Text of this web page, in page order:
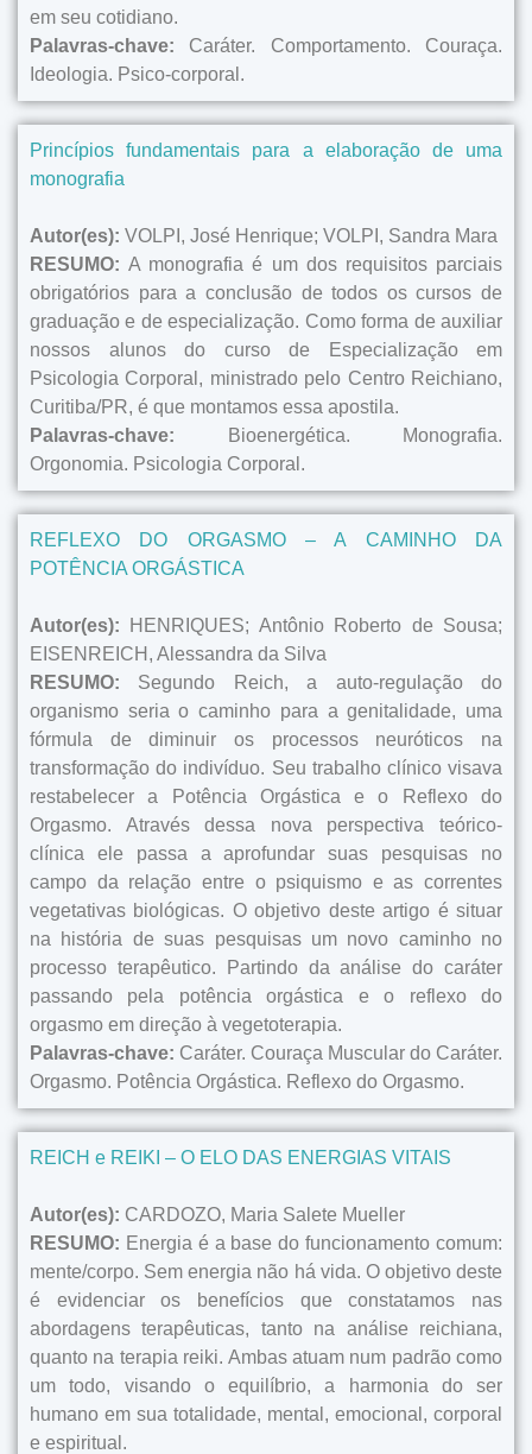
em seu cotidiano.
Palavras-chave: Caráter. Comportamento. Couraça.
Ideologia. Psico-corporal.
Princípios fundamentais para a elaboração de uma
monografia
Autor(es): VOLPI, José Henrique; VOLPI, Sandra Mara
RESUMO:A monografia é um dos requisitos parciais
obrigatórios para a conclusão de todos os cursos de
graduação e de especialização. Como forma de auxiliar
nossos alunos do curso de Especialização em
Psicologia Corporal, ministrado pelo Centro Reichiano,
Curitiba/PR, é que montamos essa apostila.
Palavras-chave: Bioenergética. Monografia.
Orgonomia. Psicologia Corporal.
REFLEXO DO ORGASMO – A CAMINHO DA
POTÊNCIA ORGÁSTICA
Autor(es):
HENRIQUES; Antônio Roberto de Sousa;
EISENREICH, Alessandra da Silva
RESUMO: Segundo Reich, a auto-regulação do
organismo seria o caminho para a genitalidade, uma
fórmula de diminuir os processos neuróticos na
transformação do indivíduo. Seu trabalho clínico visava
restabelecer a Potência Orgástica e o Reflexo do
Orgasmo. Através dessa nova perspectiva teórico-
clínica ele passa a aprofundar suas pesquisas no
campo da relação entre o psiquismo e as correntes
vegetativas biológicas. O objetivo deste artigo é situar
na história de suas pesquisas um novo caminho no
processo terapêutico. Partindo da análise do caráter
passando pela potência orgástica e o reflexo do
orgasmo em direção à vegetoterapia.
Palavras-chave: Caráter. Couraça Muscular do Caráter.
Orgasmo. Potência Orgástica. Reflexo do Orgasmo.
REICH e REIKI – O ELO DAS ENERGIAS VITAIS
Autor(es): CARDOZO, Maria Salete Mueller
RESUMO: Energia é a base do funcionamento comum:
mente/corpo. Sem energia não há vida. O objetivo deste
é evidenciar os benefícios que constatamos nas
abordagens terapêuticas, tanto na análise reichiana,
quanto na terapia reiki. Ambas atuam num padrão como
um todo, visando o equilíbrio, a harmonia do ser
humano em sua totalidade, mental, emocional, corporal
e espiritual.